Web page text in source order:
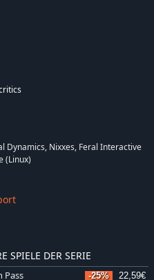
SPIELE DER SERIE
Pass -25% 22,59€
Dynamics, Nixxes, Feral Interactive
(Linux)